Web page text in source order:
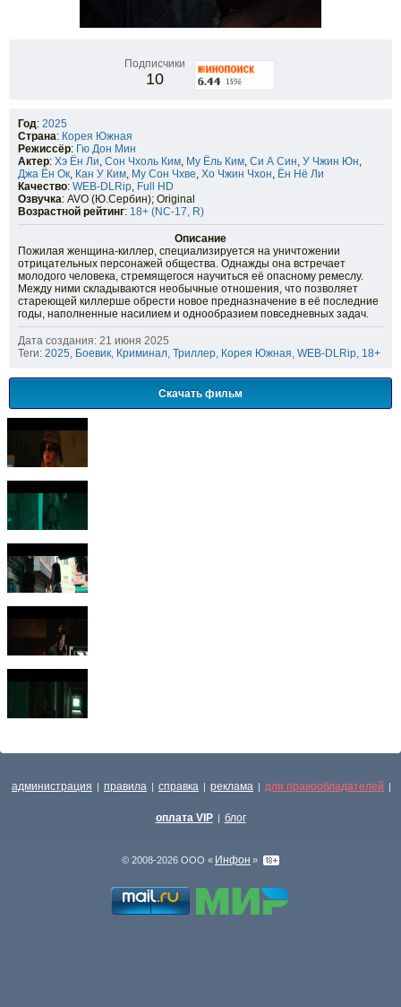
Подписчики
10
Год: 2025
Страна: Корея Южная
Режиссёр: Гю Дон Мин
Актер: Хэ Ён Ли, Сон Чхоль Ким, Му Ёль Ким, Си А Син, У Чжин Юн,
Джа Ён Ок, Кан У Ким, Му Сон Чхве, Хо Чжин Чхон, Ён Нё Ли
Качество: WEB-DLRip, Full HD
Озвучка: AVO (Ю.Сербин); Original
Возрастной рейтинг: 18+ (NC-17, R)
Описание
Пожилая женщина-киллер, специализируется на уничтожении
отрицательных персонажей общества. Однажды она встречает
молодого человека, стремящегося научиться её опасному ремеслу.
Между ними складываются необычные отношения, что позволяет
стареющей киллерше обрести новое предназначение в её последние
годы, наполненные насилием и однообразием повседневных задач.
Дата создания: 21 июня 2025
Теги: 2025, Боевик, Криминал, Триллер, Корея Южная, WEB-DLRip, 18+
Скачать фильм
администрация | правила | справка | реклама | для правообладателей |
оплата VIP | блог
© 2008-2026 ООО « Инфон »